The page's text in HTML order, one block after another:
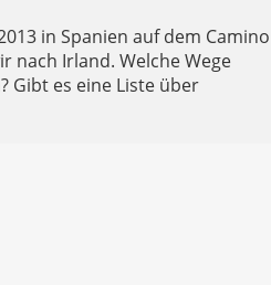
in Spanien auf dem Camino
nach Irland. Welche Wege
Gibt es eine Liste über